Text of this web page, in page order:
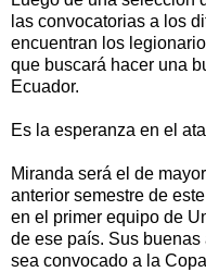
las convocatorias a los
encuentran los
que buscará hacer una
Ecuador.
Es la esperanza en el
Miranda será el de
anterior semestre de
en el primer equipo de
de ese país. Sus
sea convocado a la